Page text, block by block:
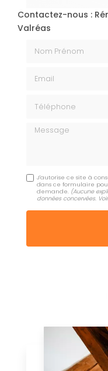
Contactez-nous :
Valréas
Nom Prénom
Email
Téléphone
Message
J'autorise ce site à
dans ce formulaire
demande. (Aucune
données concervées.